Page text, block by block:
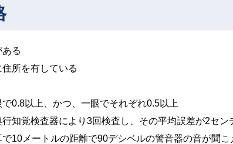
ある
所を有している
0.8以上、かつ、一眼でそれぞれ0.5以上
行知覚検査器により3回検査し、その平均誤差が2セン
10メートルの距離で90デシベルの警音器の音が聞こ